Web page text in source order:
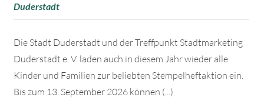
Duderstadt
Die Stadt Duderstadt und der Treffpunkt Stadtmarketing
Duderstadt e. V. laden auch in diesem Jahr wieder alle
Kinder und Familien zur beliebten Stempelheftaktion ein.
Bis zum 13. September 2026 können (...)